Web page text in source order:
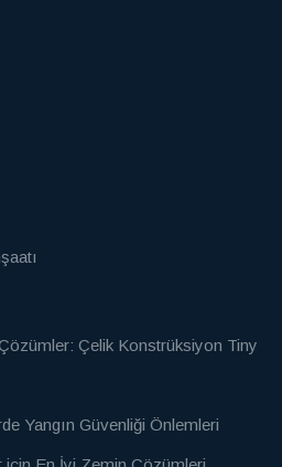
Çelik Konstrüksiyon Tiny
Yangın Güvenliği Önlemleri